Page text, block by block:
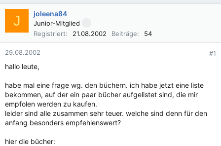
e
l
e
l
l
J joleena84
Junior-Mitglied
Registriert
21.08.2002 Beiträge 54
29.08.2002 #1
hallo leute,
habe mal eine frage wg. den büchern. ich habe jetzt eine liste
bekommen, auf der ein paar bücher aufgelistet sind, die mir
empfolen werden zu kaufen.
leider sind alle zusammen sehr teuer. welche sind denn für den
anfang besonders empfehlenswert?
hier die bücher: